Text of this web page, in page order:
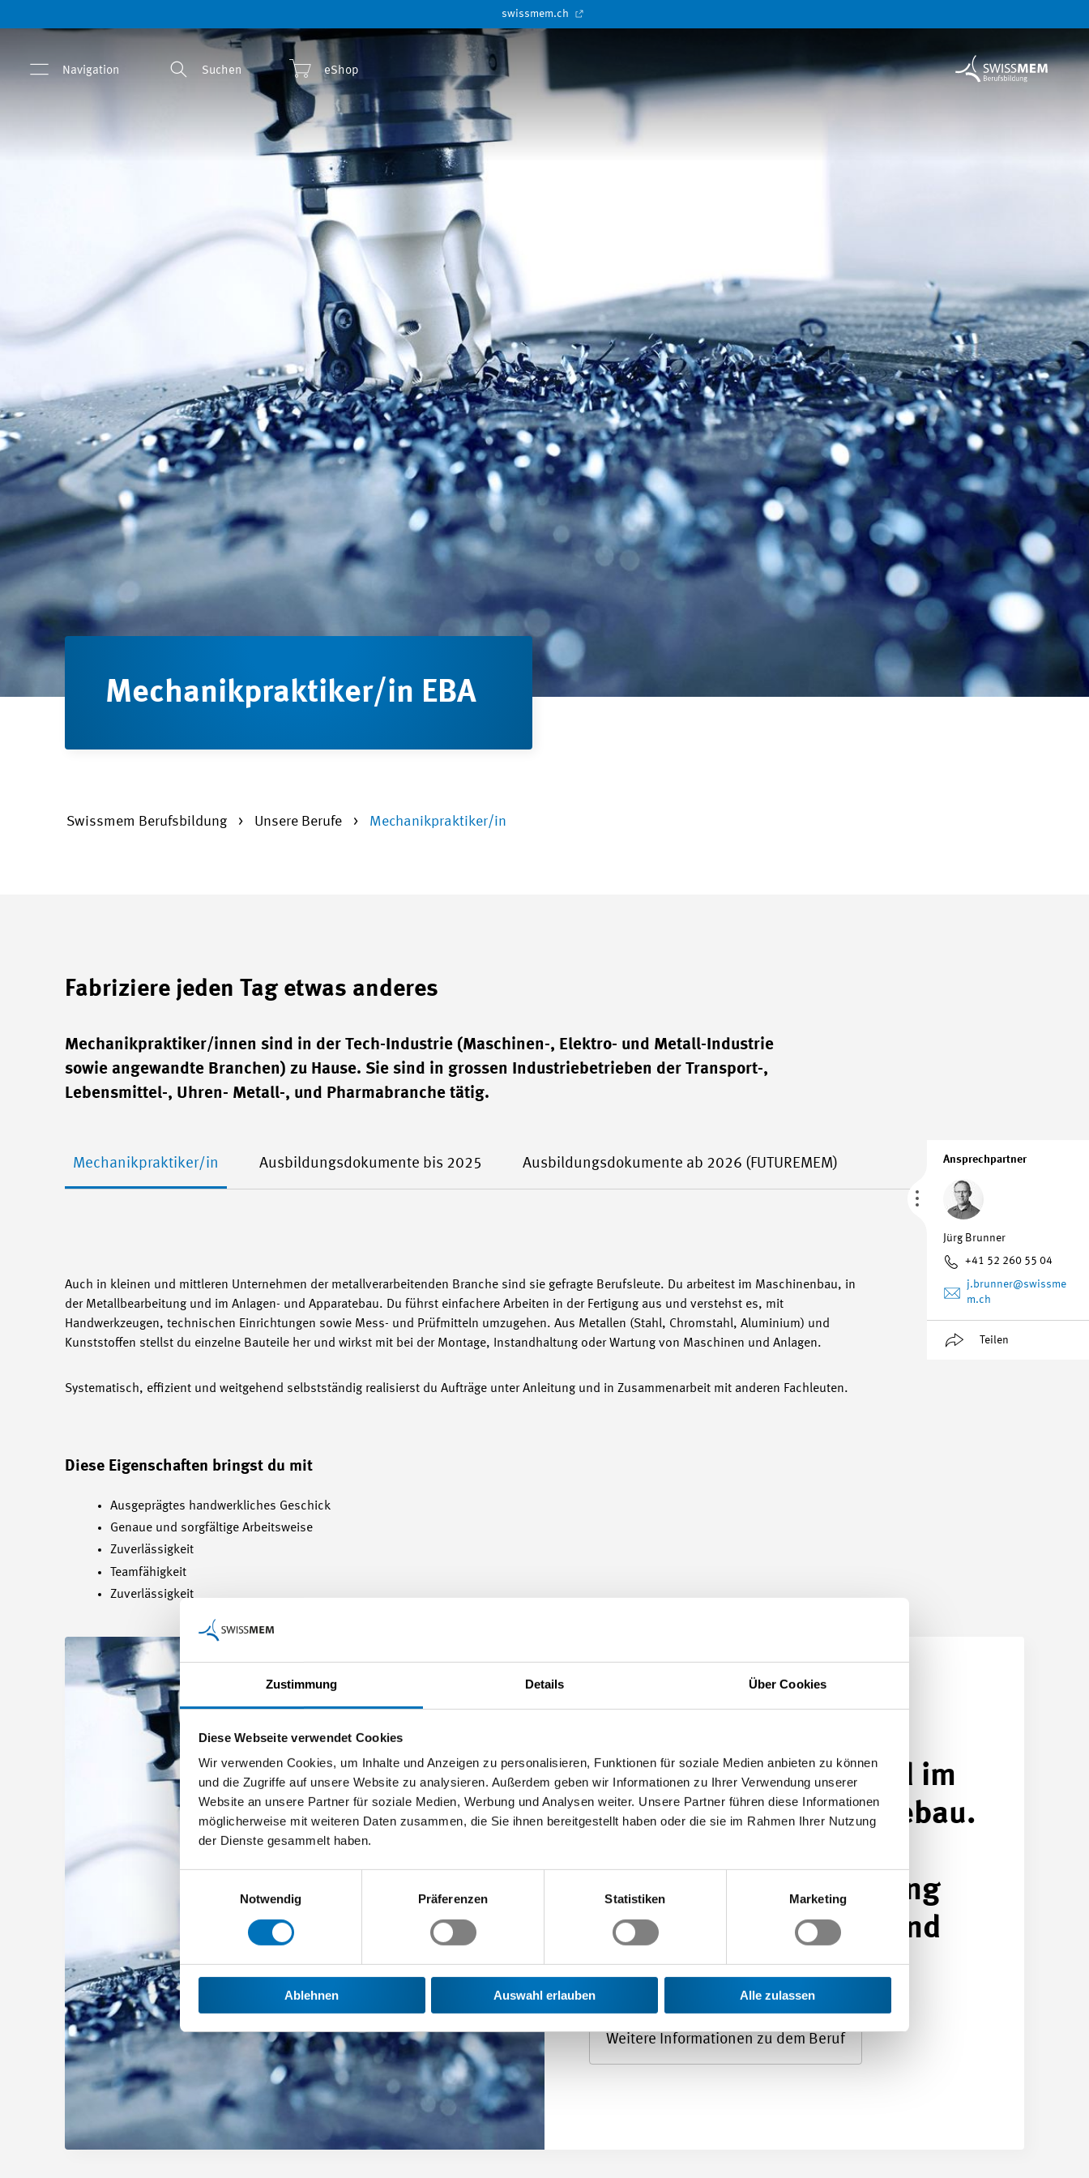
Zustimmung Details Über Cookies
Diese Webseite verwendet Cookies
Wir verwenden Cookies, um Inhalte und Anzeigen zu personalisieren, Funktionen für soziale Medien anbieten zu können
und die Zugriffe auf unsere Website zu analysieren. Außerdem geben wir Informationen zu Ihrer Verwendung unserer
Website an unsere Partner für soziale Medien, Werbung und Analysen weiter. Unsere Partner führen diese Informationen
möglicherweise mit weiteren Daten zusammen, die Sie ihnen bereitgestellt haben oder die sie im Rahmen Ihrer Nutzung
der Dienste gesammelt haben.
Notwendig
Präferenzen Statistiken Marketing
Ablehnen Auswahl erlauben Alle zulassen
swissmem.ch
Navigation Suchen eShop
Me­cha­nik­prak­ti­ker/in EBA
Swissmem Berufsbildung Unsere Berufe Mechanikpraktiker/in
Fabriziere jeden Tag etwas anderes
Mechanikpraktiker/innen sind in der Tech-Industrie (Maschinen-, Elektro- und Metall-Industrie
sowie angewandte Branchen) zu Hause. Sie sind in grossen Industriebetrieben der Transport-,
Lebensmittel-, Uhren- Metall-, und Pharmabranche tätig.
Ansprechpartner
Jürg Brunner
+41 52 260 55 04
j.brunner@swissme
m.ch
Teilen
Mechanikpraktiker/in Ausbildungsdokumente bis 2025 Ausbildungsdokumente ab 2026 (FUTUREMEM)
Auch in kleinen und mittleren Unternehmen der metallverarbeitenden Branche sind sie gefragte Berufsleute. Du arbeitest im Maschinenbau, in
der Metallbearbeitung und im Anlagen- und Apparatebau. Du führst einfachere Arbeiten in der Fertigung aus und verstehst es, mit
Handwerkzeugen, technischen Einrichtungen sowie Mess- und Prüfmitteln umzugehen. Aus Metallen (Stahl, Chromstahl, Aluminium) und
Kunststoffen stellst du einzelne Bauteile her und wirkst mit bei der Montage, Instandhaltung oder Wartung von Maschinen und Anlagen.
Systematisch, effizient und weitgehend selbstständig realisierst du Aufträge unter Anleitung und in Zusammenarbeit mit anderen Fachleuten.
Diese Eigenschaften bringst du mit
Ausgeprägtes handwerkliches Geschick
Genaue und sorgfältige Arbeitsweise
Zuverlässigkeit
Teamfähigkeit
Zuverlässigkeit
Du arbeitest im
Metallbearbeitung und im
Anlagen- und Apparatebau.
Arbeiten in der Fertigung
effizient und weitgehend
selbstständig aus.
Weitere Informationen zu dem Beruf